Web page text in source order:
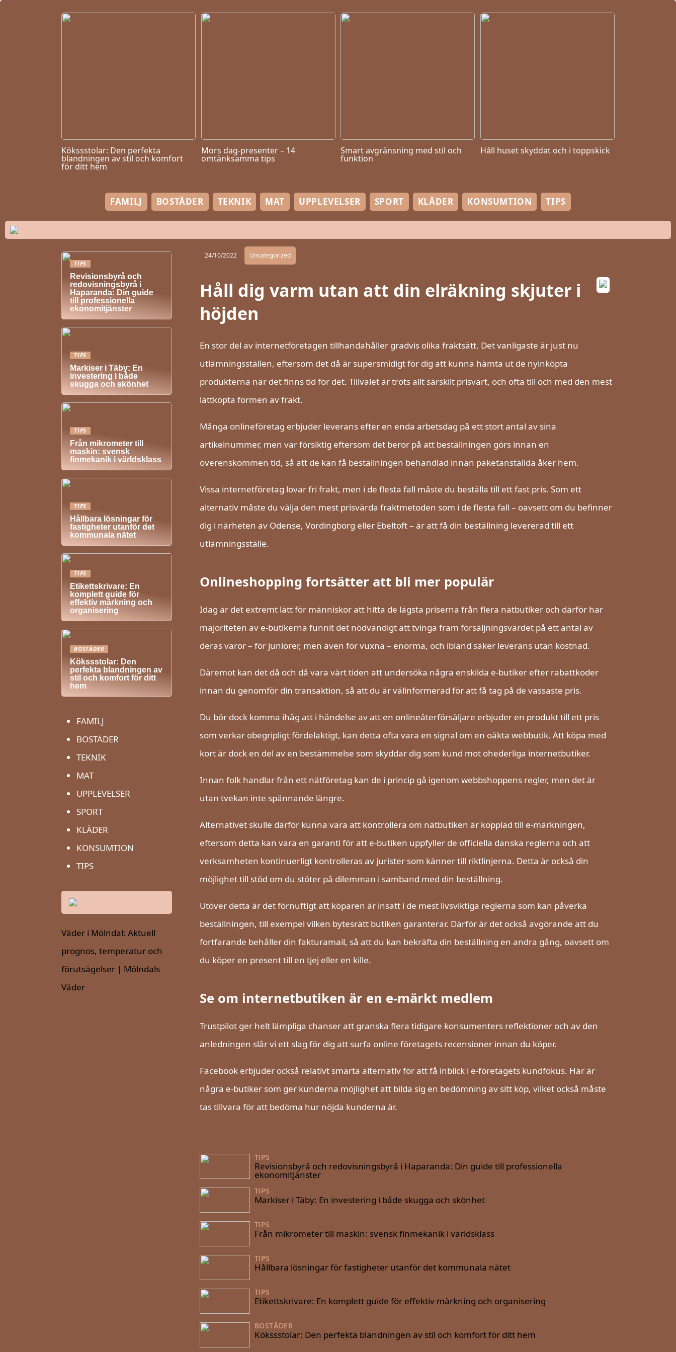
Kökssstolar: Den perfekta
blandningen av stil och komfort
för ditt hem
Mors dag-presenter – 14
omtänksamma tips
Smart avgränsning med stil och
funktion
Håll huset skyddat och i toppskick
FAMILJ BOSTÄDER TEKNIK MAT UPPLEVELSER SPORT KLÄDER KONSUMTION TIPS
24/10/2022 Uncategorized
Håll dig varm utan att din elräkning skjuter i
höjden
En stor del av internetföretagen tillhandahåller gradvis olika fraktsätt. Det vanligaste är just nu
utlämningsställen, eftersom det då är supersmidigt för dig att kunna hämta ut de nyinköpta
produkterna när det finns tid för det. Tillvalet är trots allt särskilt prisvärt, och ofta till och med den mest
lättköpta formen av frakt.
Många onlineföretag erbjuder leverans efter en enda arbetsdag på ett stort antal av sina
artikelnummer, men var försiktig eftersom det beror på att beställningen görs innan en
överenskommen tid, så att de kan få beställningen behandlad innan paketanställda åker hem.
Vissa internetföretag lovar fri frakt, men i de flesta fall måste du beställa till ett fast pris. Som ett
alternativ måste du välja den mest prisvärda fraktmetoden som i de flesta fall – oavsett om du befinner
dig i närheten av Odense, Vordingborg eller Ebeltoft – är att få din beställning levererad till ett
utlämningsställe.
Onlineshopping fortsätter att bli mer populär
Idag är det extremt lätt för människor att hitta de lägsta priserna från flera nätbutiker och därför har
majoriteten av e-butikerna funnit det nödvändigt att tvinga fram försäljningsvärdet på ett antal av
deras varor – för juniorer, men även för vuxna – enorma, och ibland säker leverans utan kostnad.
Däremot kan det då och då vara värt tiden att undersöka några enskilda e-butiker efter rabattkoder
innan du genomför din transaktion, så att du är välinformerad för att få tag på de vassaste pris.
Du bör dock komma ihåg att i händelse av att en onlineåterförsäljare erbjuder en produkt till ett pris
som verkar obegripligt fördelaktigt, kan detta ofta vara en signal om en oäkta webbutik. Att köpa med
kort är dock en del av en bestämmelse som skyddar dig som kund mot ohederliga internetbutiker.
Innan folk handlar från ett nätföretag kan de i princip gå igenom webbshoppens regler, men det är
utan tvekan inte spännande längre.
Alternativet skulle därför kunna vara att kontrollera om nätbutiken är kopplad till e-märkningen,
eftersom detta kan vara en garanti för att e-butiken uppfyller de officiella danska reglerna och att
verksamheten kontinuerligt kontrolleras av jurister som känner till riktlinjerna. Detta är också din
möjlighet till stöd om du stöter på dilemman i samband med din beställning.
Utöver detta är det förnuftigt att köparen är insatt i de mest livsviktiga reglerna som kan påverka
beställningen, till exempel vilken bytesrätt butiken garanterar. Därför är det också avgörande att du
fortfarande behåller din fakturamail, så att du kan bekräfta din beställning en andra gång, oavsett om
du köper en present till en tjej eller en kille.
Se om internetbutiken är en e-märkt medlem
Trustpilot ger helt lämpliga chanser att granska flera tidigare konsumenters reflektioner och av den
anledningen slår vi ett slag för dig att surfa online företagets recensioner innan du köper.
Facebook erbjuder också relativt smarta alternativ för att få inblick i e-företagets kundfokus. Här är
några e-butiker som ger kunderna möjlighet att bilda sig en bedömning av sitt köp, vilket också måste
tas tillvara för att bedöma hur nöjda kunderna är.
TIPS
Revisionsbyrå och redovisningsbyrå i Haparanda: Din guide till professionella
ekonomitjänster
TIPS
Markiser i Täby: En investering i både skugga och skönhet
TIPS
Från mikrometer till maskin: svensk finmekanik i världsklass
TIPS
Hållbara lösningar för fastigheter utanför det kommunala nätet
TIPS
Etikettskrivare: En komplett guide för effektiv märkning och organisering
BOSTÄDER
Kökssstolar: Den perfekta blandningen av stil och komfort för ditt hem
TIPS
Revisionsbyrå och
redovisningsbyrå i
Haparanda: Din guide
till professionella
ekonomitjänster
TIPS
Markiser i Täby: En
investering i både
skugga och skönhet
TIPS
Från mikrometer till
maskin: svensk
finmekanik i världsklass
TIPS
Hållbara lösningar för
fastigheter utanför det
kommunala nätet
TIPS
Etikettskrivare: En
komplett guide för
effektiv märkning och
organisering
BOSTÄDER
Kökssstolar: Den
perfekta blandningen av
stil och komfort för ditt
hem
FAMILJ
BOSTÄDER
TEKNIK
MAT
UPPLEVELSER
SPORT
KLÄDER
KONSUMTION
TIPS
Väder i Mölndal: Aktuell
prognos, temperatur och
förutsägelser | Mölndals
Väder